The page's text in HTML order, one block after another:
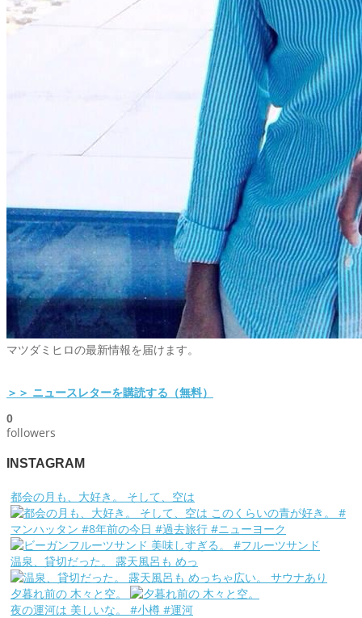
マツダミヒロの最新情報を届けます。
＞＞ ニュースレターを購読する（無料）
0
followers
INSTAGRAM
都会の月も、大好き。 そして、空は
温泉、貸切だった。 露天風呂も めっ
夕暮れ前の 木々と空。
夜の運河は 美しいな。 #小樽 #運河